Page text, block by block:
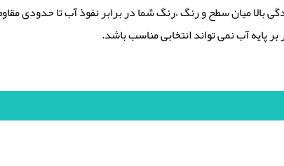
بالا میان سطح و رنگ ،رنگ شما در برابر نفوذ آب تا حدودی
پایه آب نمی تواند انتخابی مناسب باشد.